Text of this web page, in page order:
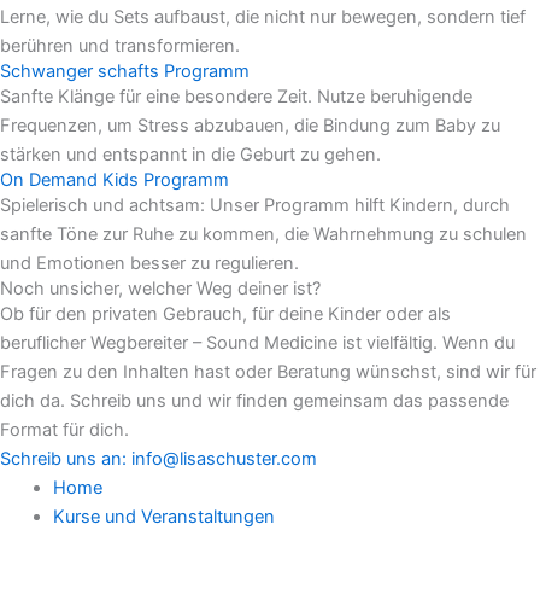
Lerne, wie du Sets aufbaust, die nicht nur bewegen, sondern tief
berühren und transformieren.
Schwanger schafts Programm
Sanfte Klänge für eine besondere Zeit. Nutze beruhigende
Frequenzen, um Stress abzubauen, die Bindung zum Baby zu
stärken und entspannt in die Geburt zu gehen.
On Demand Kids Programm
Spielerisch und achtsam: Unser Programm hilft Kindern, durch
sanfte Töne zur Ruhe zu kommen, die Wahrnehmung zu schulen
und Emotionen besser zu regulieren.
Noch unsicher, welcher Weg deiner ist?
Ob für den privaten Gebrauch, für deine Kinder oder als
beruflicher Wegbereiter – Sound Medicine ist vielfältig. Wenn du
Fragen zu den Inhalten hast oder Beratung wünschst, sind wir für
dich da. Schreib uns und wir finden gemeinsam das passende
Format für dich.
Schreib uns an: info@lisaschuster.com
Home
Kurse und Veranstaltungen